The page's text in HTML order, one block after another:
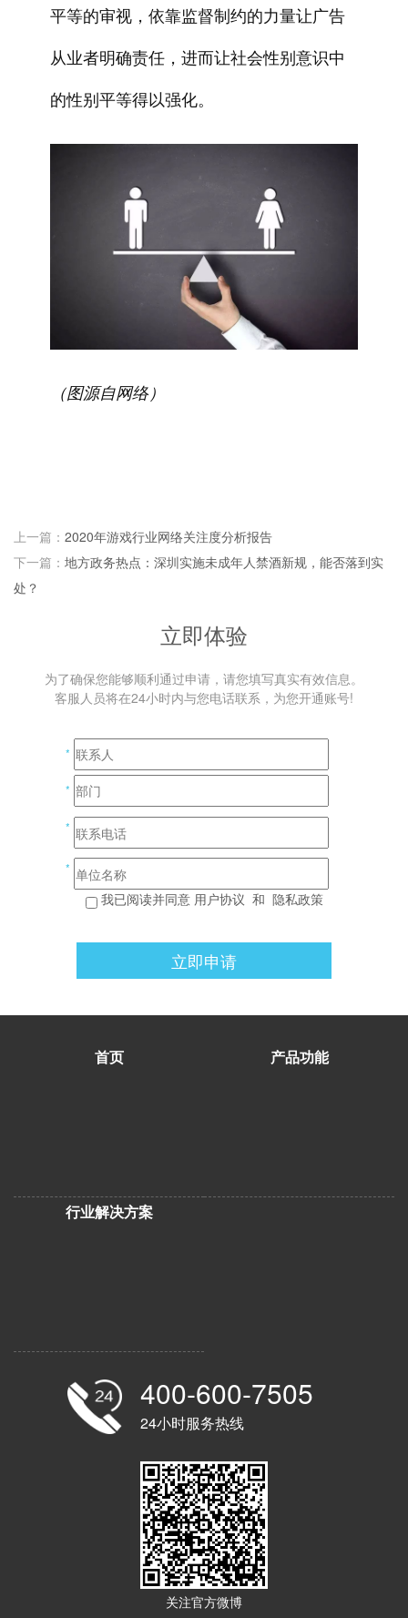
平等的审视，依靠监督制约的力量让广告
从业者明确责任，进而让社会性别意识中
的性别平等得以强化。
（图源自网络）
上一篇： 2020年游戏行业网络关注度分析报告
下一篇： 地方政务热点：深圳实施未成年人禁酒新规，能否落到实
处？
立即体验
为了确保您能够顺利通过申请，请您填写真实有效信息。
客服人员将在24小时内与您电话联系，为您开通账号!
*
*
*
*
我已阅读并同意 用户协议 和 隐私政策
立即申请
首页 产品功能
行业解决方案
400-600-7505
24小时服务热线
关注官方微博